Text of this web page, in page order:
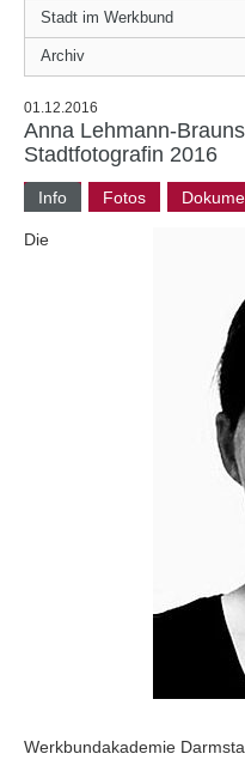
Stadt im Werkbund
Archiv
01.12.2016
Anna Lehmann-
Stadtfotografin 2016
Info Fotos
Die
Werkbundakademie